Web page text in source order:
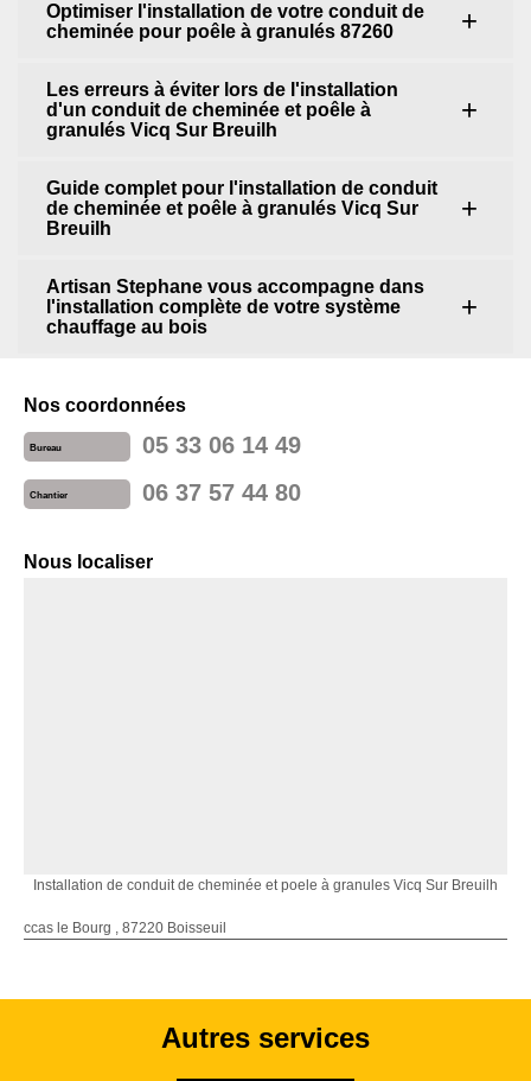
Optimiser l'installation de votre conduit de
cheminée pour poêle à granulés 87260
Les erreurs à éviter lors de l'installation
d'un conduit de cheminée et poêle à
granulés Vicq Sur Breuilh
Guide complet pour l'installation de conduit
de cheminée et poêle à granulés Vicq Sur
Breuilh
Artisan Stephane vous accompagne dans
l'installation complète de votre système
chauffage au bois
Nos coordonnées
Bureau 05 33 06 14 49
Chantier 06 37 57 44 80
Nous localiser
Installation de conduit de cheminée et poele à granules Vicq Sur Breuilh
ccas le Bourg , 87220 Boisseuil
Autres services